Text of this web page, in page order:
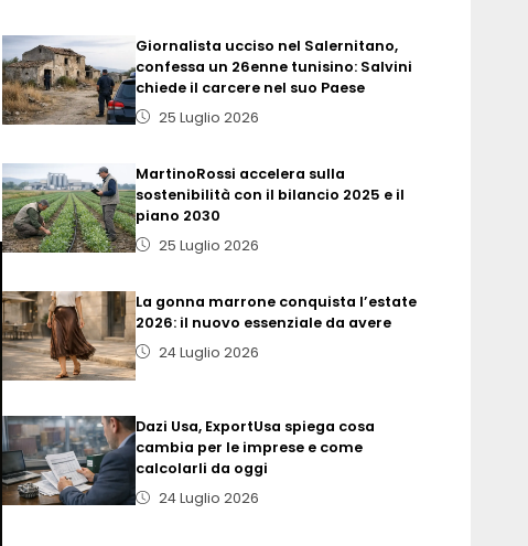
Giornalista ucciso nel Salernitano,
confessa un 26enne tunisino: Salvini
chiede il carcere nel suo Paese
25 Luglio 2026
MartinoRossi accelera sulla
sostenibilità con il bilancio 2025 e il
piano 2030
25 Luglio 2026
La gonna marrone conquista l’estate
2026: il nuovo essenziale da avere
24 Luglio 2026
Dazi Usa, ExportUsa spiega cosa
cambia per le imprese e come
calcolarli da oggi
24 Luglio 2026